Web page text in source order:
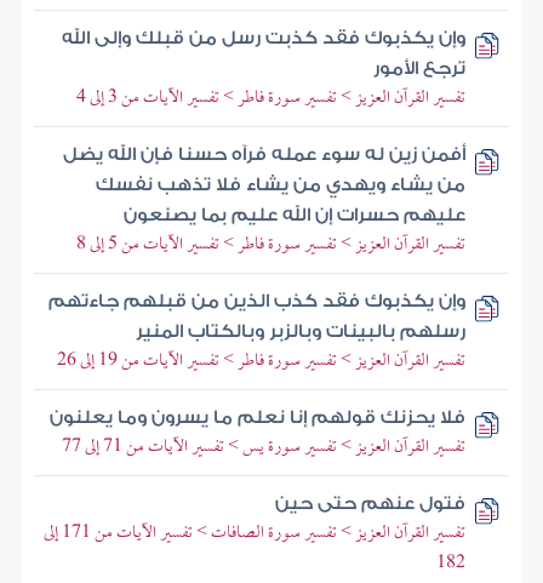
وإن يكذبوك فقد كذبت رسل من قبلك وإلى الله
ترجع الأمور
تفسير القرآن العزيز > تفسير سورة فاطر > تفسير الآيات من 3 إلى 4
أفمن زين له سوء عمله فرآه حسنا فإن الله يضل
من يشاء ويهدي من يشاء فلا تذهب نفسك
عليهم حسرات إن الله عليم بما يصنعون
تفسير القرآن العزيز > تفسير سورة فاطر > تفسير الآيات من 5 إلى 8
وإن يكذبوك فقد كذب الذين من قبلهم جاءتهم
رسلهم بالبينات وبالزبر وبالكتاب المنير
تفسير القرآن العزيز > تفسير سورة فاطر > تفسير الآيات من 19 إلى 26
فلا يحزنك قولهم إنا نعلم ما يسرون وما يعلنون
تفسير القرآن العزيز > تفسير سورة يس > تفسير الآيات من 71 إلى 77
فتول عنهم حتى حين
تفسير القرآن العزيز > تفسير سورة الصافات > تفسير الآيات من 171 إلى
182